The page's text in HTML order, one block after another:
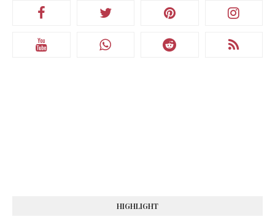
HIGHLIGHT